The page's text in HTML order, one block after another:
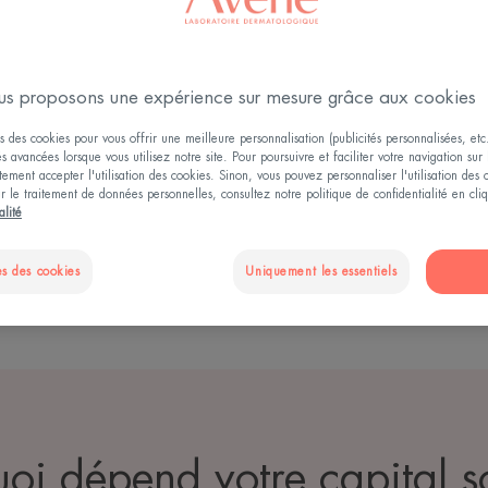
soleil ou capital
d’UV supportée par la peau avant de subir des
le phototype. Notre capital soleil est limité : à 20
indirectement l'arsenal de moyens de défense
. Ce
chaque individu. À chaque type de peau
dépend votre capital
proposons une expérience sur mesure grâce aux cookies
des cookies pour vous offrir une meilleure personnalisation (publicités personnalisées,
avancées lorsque vous utilisez notre site. Pour poursuivre et faciliter votre navigation sur
accepter l'utilisation des cookies. Sinon, vous pouvez personnaliser l'utilisation des
le traitement de données personnelles, consultez notre politique de confidentialité en
des cookies Uniquement les essentiels